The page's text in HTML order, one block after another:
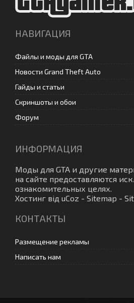
НАВИГАЦИЯ
Файлы и моды для GTA
Новости Grand Theft Auto
Гайды и статьи
Скриншоты и обои
Форум
ИНФОРМАЦИЯ
Моды для GTA и другие
на сайте предоставляются
ознакомительных целях.
Хостинг від uCoz - Sitemap -
КОНТАКТЫ
Размещение рекламы
Написать нам